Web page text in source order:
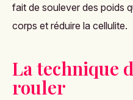
fait de soulever des poids
corps et réduire la cellulite.
La technique
rouler